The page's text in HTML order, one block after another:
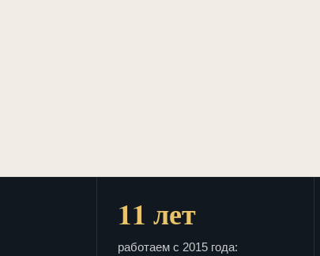
11 лет
работаем с 2015 года: